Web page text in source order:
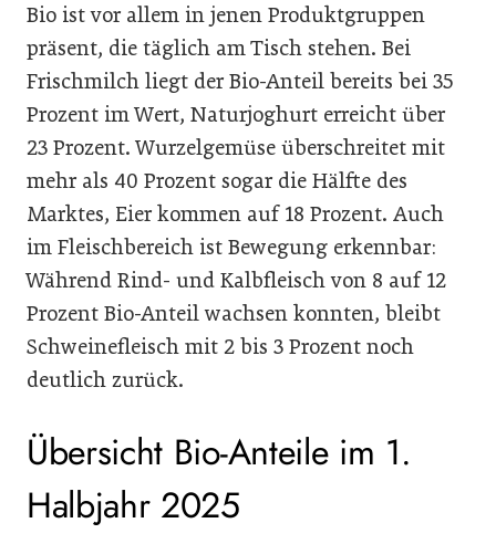
Bio ist vor allem in jenen Produktgruppen
präsent, die täglich am Tisch stehen. Bei
Frischmilch liegt der Bio-Anteil bereits bei 35
Prozent im Wert, Naturjoghurt erreicht über
23 Prozent. Wurzelgemüse überschreitet mit
mehr als 40 Prozent sogar die Hälfte des
Marktes, Eier kommen auf 18 Prozent. Auch
im Fleischbereich ist Bewegung erkennbar:
Während Rind- und Kalbfleisch von 8 auf 12
Prozent Bio-Anteil wachsen konnten, bleibt
Schweinefleisch mit 2 bis 3 Prozent noch
deutlich zurück.
Übersicht Bio-Anteile im 1.
Halbjahr 2025